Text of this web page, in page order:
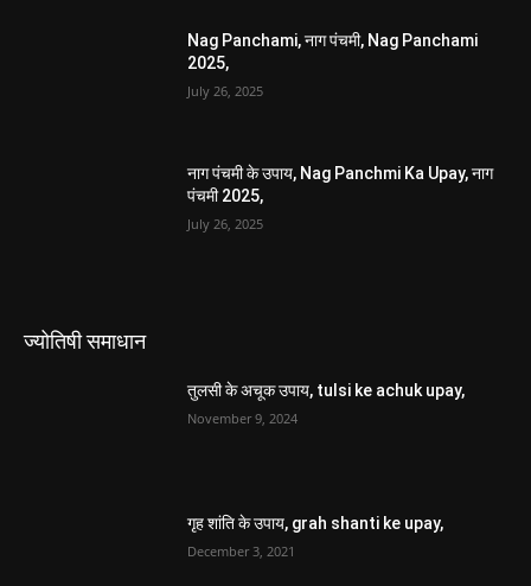
Nag Panchami, नाग पंचमी, Nag Panchami
2025,
July 26, 2025
नाग पंचमी के उपाय, Nag Panchmi Ka Upay, नाग
पंचमी 2025,
July 26, 2025
ज्योतिषी समाधान
तुलसी के अचूक उपाय, tulsi ke achuk upay,
November 9, 2024
गृह शांति के उपाय, grah shanti ke upay,
December 3, 2021